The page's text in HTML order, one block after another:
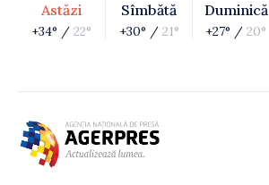
Astăzi
+34° / 22°
Sîmbătă
+30° / 21°
Duminică
+27° / 20°